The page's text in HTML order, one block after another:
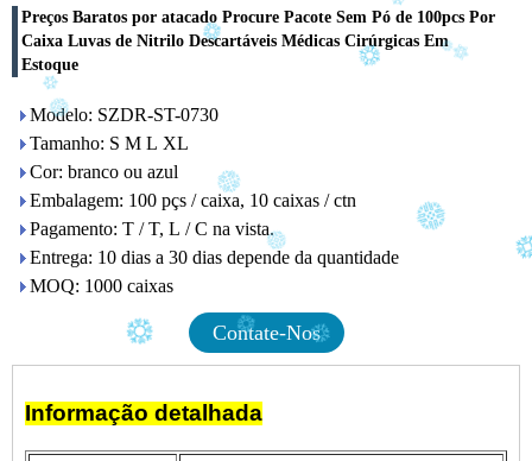
Preços Baratos por atacado Procure Pacote Sem Pó de 100pcs Por
Caixa Luvas de Nitrilo Descartáveis ​​Médicas Cirúrgicas Em
Estoque
Modelo: SZDR-ST-0730
Tamanho: S M L XL
Cor: branco ou azul
Embalagem: 100 pçs / caixa, 10 caixas / ctn
Pagamento: T / T, L / C na vista.
Entrega: 10 dias a 30 dias depende da quantidade
MOQ: 1000 caixas
Contate-Nos
Informação detalhada